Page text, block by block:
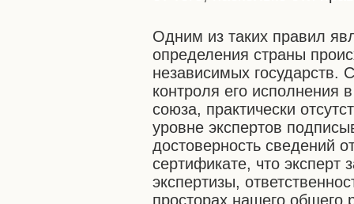
Одним из таких правил
определения страны
независимых государств.
контроля его исполнения
союза, практически
уровне экспертов
достоверность сведений
сертификате, что эксперт
экспертизы,
просторах нашего общего